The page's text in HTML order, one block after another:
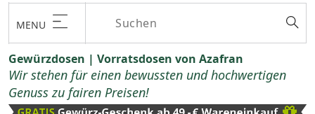
MENU
Gewürzdosen | Vorratsdosen von Azafran
Wir stehen für einen bewussten und hochwertigen
Genuss zu fairen Preisen!